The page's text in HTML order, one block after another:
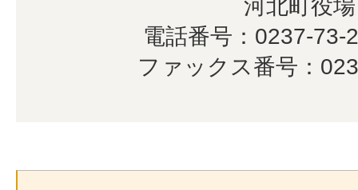
河北町役場
電話番号：0237-73-
ファックス番号：